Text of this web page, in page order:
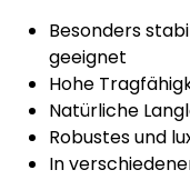
Besonders
geeignet
Hohe
Natürliche
Robustes und
In